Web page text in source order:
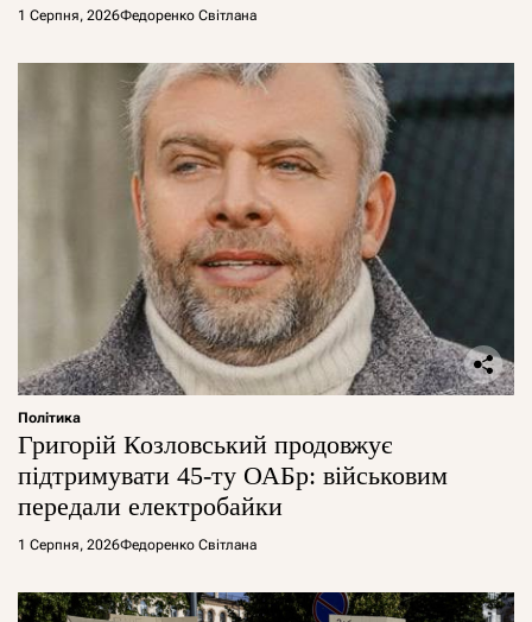
1 Серпня, 2026Федоренко Світлана
Політика
Григорій Козловський продовжує
підтримувати 45-ту ОАБр: військовим
передали електробайки
1 Серпня, 2026Федоренко Світлана